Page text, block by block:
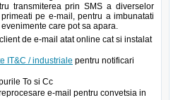
transmiterea prin SMS a diverselor
pe e-mail, pentru a imbunatati
care pot sa apara.
de e-mail atat online cat si instalat
IT&C / industriale pentru notificari
To si Cc
e-mail pentru convetsia in